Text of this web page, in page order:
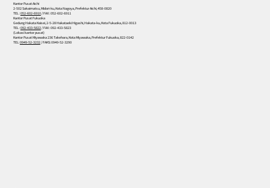
Kantor Pusat Aichi
2-502 Sakaimatsu, Midori-ku, Kota Nagoya, Prefektur Aichi, 458-0820
TEL :052-602-6910/ FAX : 052-602-6911
Kantor Pusat Fukuoka
Gedung Hakata Kaisei, 2-5-28 Hakataeki Higashi, Hakata-ku, Kota Fukuoka, 812-0013
TEL :092-433-5822/ FAX : 092-433-5823
(Lokasi kantor pusat)
Kantor Pusat Miyawaka 236 Takehara, Kota Miyawaka, Prefektur Fukuoka, 822-0142
TEL:0949-52-3232/ FAKS: 0949-52-3290